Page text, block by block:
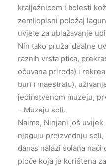
kralježnicom i bolesti
zemljopisni položaj
uvjete za ublažavanje
Nin tako pruža idealne
raznih vrsta ptica,
očuvana priroda) i
buri i maestralu),
jedinstvenom muzeju,
– Muzeju soli.
Naime, Ninjani još
njeguju proizvodnju soli,
danas nalazi solana naći
ploče koja je korištena